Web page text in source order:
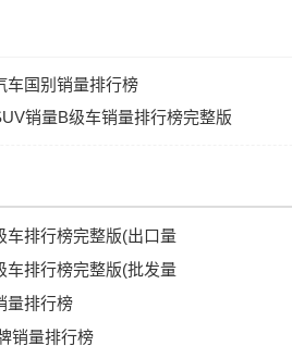
车国别销量排行榜
销量B级车销量排行榜完整版
车排行榜完整版(出口量
车排行榜完整版(批发量
量排行榜
销量排行榜